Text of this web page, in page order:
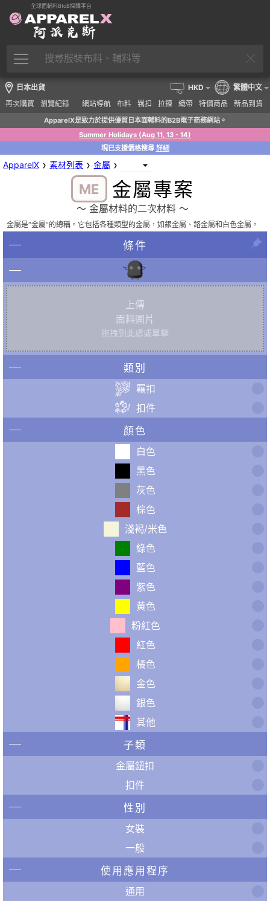
全球面輔料BtoB採購平台
日本出貨
再次購買
瀏覽紀錄 網站導航 布料 羈扣 拉鍊 織帶 特價商品 新品到貨
HKD 繁體中文
ApparelX是致力於提供優質日本面輔料的B2B電子商務網站。
Summer Holidays (Aug 11, 13 - 14)
現已支援價格搜尋 詳細
ApparelX › 素材列表 › 金屬 ›
ME 金屬專案
〜 金屬材料的二次材料 〜
金屬是“金屬”的總稱。它包括各種類型的金屬，如銀金屬、鉻金屬和白色金屬。
條件
上傳
面料圖片
拖拽到此處或單擊
類別
羈扣
扣件
顏色
白色
黑色
灰色
棕色
淺褐/米色
綠色
藍色
紫色
黃色
粉紅色
紅色
橘色
金色
銀色
其他
子類
金屬鈕扣
扣件
性別
女裝
一般
使用應用程序
通用